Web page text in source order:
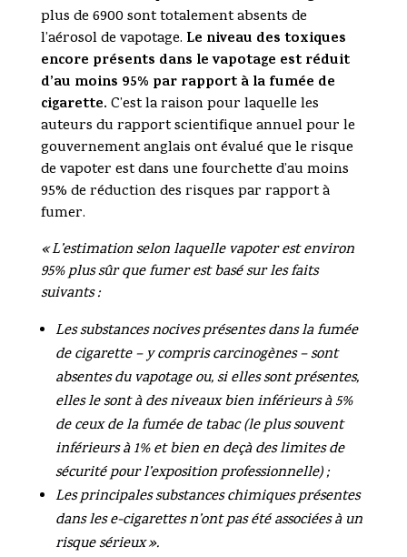
plus de 6900 sont totalement absents de
l’aérosol de vapotage. Le niveau des toxiques
encore présents dans le vapotage est réduit
d’au moins 95% par rapport à la fumée de
cigarette. C’est la raison pour laquelle les
auteurs du rapport scientifique annuel pour le
gouvernement anglais ont évalué que le risque
de vapoter est dans une fourchette d’au moins
95% de réduction des risques par rapport à
fumer.
« L’estimation selon laquelle vapoter est environ
95% plus sûr que fumer est basé sur les faits
suivants :
Les substances nocives présentes dans la fumée
de cigarette – y compris carcinogènes – sont
absentes du vapotage ou, si elles sont présentes,
elles le sont à des niveaux bien inférieurs à 5%
de ceux de la fumée de tabac (le plus souvent
inférieurs à 1% et bien en deçà des limites de
sécurité pour l’exposition professionnelle) ;
Les principales substances chimiques présentes
dans les e-cigarettes n’ont pas été associées à un
risque sérieux ».